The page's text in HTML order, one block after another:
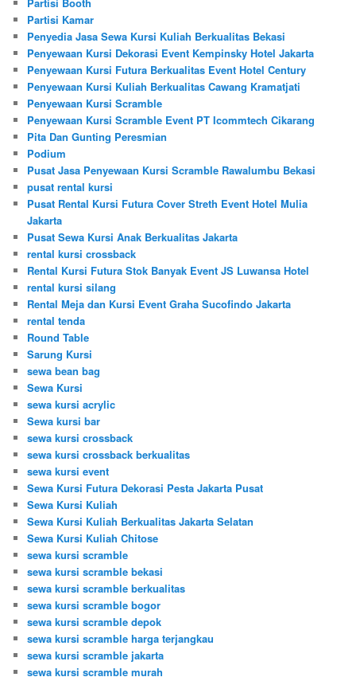
Partisi Kamar
Penyedia Jasa Sewa Kursi Kuliah Berkualitas Bekasi
Penyewaan Kursi Dekorasi Event Kempinsky Hotel Jakarta
Penyewaan Kursi Futura Berkualitas Event Hotel Century
Penyewaan Kursi Kuliah Berkualitas Cawang Kramatjati
Penyewaan Kursi Scramble
Penyewaan Kursi Scramble Event PT Icommtech Cikarang
Pita Dan Gunting Peresmian
Podium
Pusat Jasa Penyewaan Kursi Scramble Rawalumbu Bekasi
pusat rental kursi
Pusat Rental Kursi Futura Cover Streth Event Hotel Mulia
Jakarta
Pusat Sewa Kursi Anak Berkualitas Jakarta
rental kursi crossback
Rental Kursi Futura Stok Banyak Event JS Luwansa Hotel
rental kursi silang
Rental Meja dan Kursi Event Graha Sucofindo Jakarta
rental tenda
Round Table
Sarung Kursi
sewa bean bag
Sewa Kursi
sewa kursi acrylic
Sewa kursi bar
sewa kursi crossback
sewa kursi crossback berkualitas
sewa kursi event
Sewa Kursi Futura Dekorasi Pesta Jakarta Pusat
Sewa Kursi Kuliah
Sewa Kursi Kuliah Berkualitas Jakarta Selatan
Sewa Kursi Kuliah Chitose
sewa kursi scramble
sewa kursi scramble bekasi
sewa kursi scramble berkualitas
sewa kursi scramble bogor
sewa kursi scramble depok
sewa kursi scramble harga terjangkau
sewa kursi scramble jakarta
sewa kursi scramble murah